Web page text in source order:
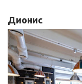
Дионис